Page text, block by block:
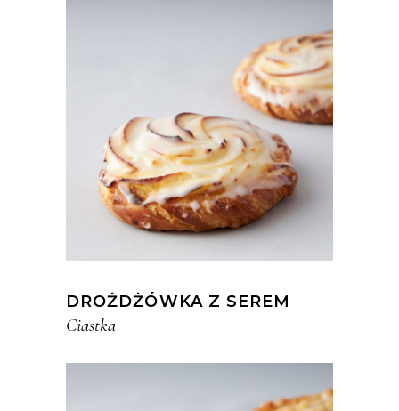
DROŻDŻÓWKA Z SEREM
Ciastka